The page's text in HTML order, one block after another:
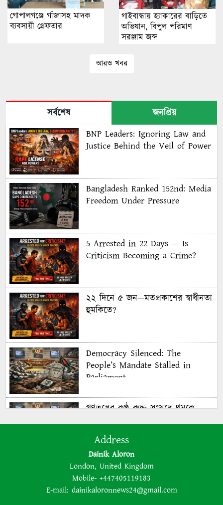
গোপালগঞ্জে গাঁজাসহ মাদক
ব্যবসায়ী গ্রেফতার
গাইবান্ধায় হ্যাকারের বাড়িতে
অভিযান, বিপুল পরিমাণ
সরঞ্জাম জব্দ
আরও খবর
সর্বশেষ
জনপ্রিয়
BNP Leaders: Ignoring Law and
Justice Behind the Veil of Power
Bangladesh Ranked 152nd: Media
Freedom Under Pressure
5 Arrested in 22 Days — Is
Criticism Becoming a Crime?
২২ দিনে ৫ জন—মতপ্রকাশের স্বাধীনতা
হুমকিতে?
Democracy Silenced: The
People’s Mandate Stalled in
Parliament
গণতন্ত্রের কণ্ঠ রুদ্ধ: সংসদে থমকে
The BNP is disregarding
democracy out of a lust for
power
Address
Dainik Aloron
London, United Kingdom
Mobile- +447405119183
E-mail: dainikaloronnews24@gmail.com